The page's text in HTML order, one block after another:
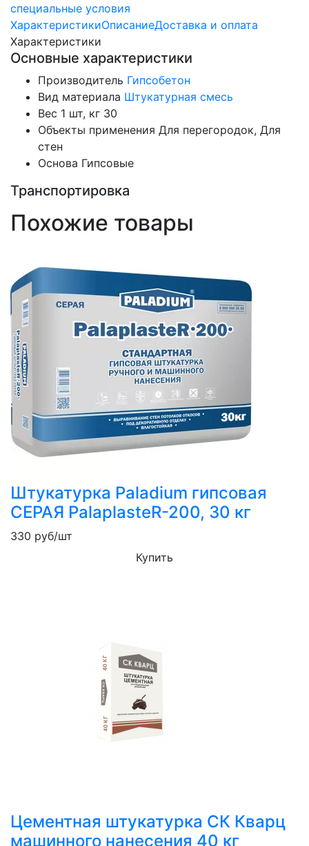
специальные условия
ХарактеристикиОписаниеДоставка и оплата
Характеристики
Основные характеристики
Производитель Гипсобетон
Вид материала Штукатурная смесь
Вес 1 шт, кг 30
Объекты применения Для перегородок, Для
стен
Основа Гипсовые
Транспортировка
Похожие товары
Штукатурка Paladium гипсовая
СЕРАЯ PalaplasteR-200, 30 кг
330 руб/шт
Купить
Цементная штукатурка СК Кварц
машинного нанесения 40 кг